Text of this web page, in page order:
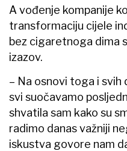
A vođenje kompanije
transformaciju cijele
bez cigaretnoga dima
izazov.
– Na osnovi toga i svih
svi suočavamo
shvatila sam kako su
radimo danas važniji
iskustva govore nam